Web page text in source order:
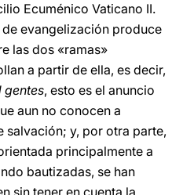
Ecuménico Vaticano II.
evangelización produce
las dos «ramas»
a partir de ella, es decir,
gentes, esto es el anuncio
aun no conocen a
salvación; y, por otra parte,
principalmente a
bautizadas, se han
sin tener en cuenta la